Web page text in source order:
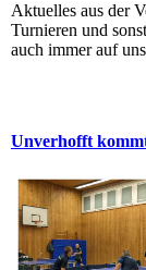
Aktuelles aus der
Turnieren und
auch immer auf
Unverhofft